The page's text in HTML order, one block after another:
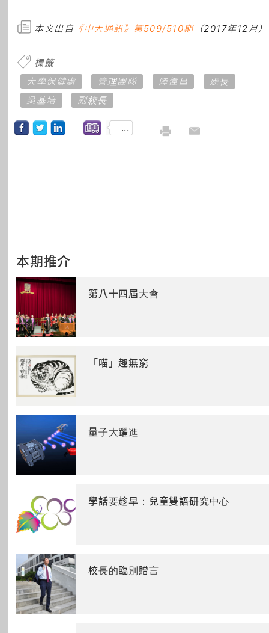
本文出自 《中大通訊》第509/510期（2017年12月）
標籤
大學保健處
管理團隊 陸偉昌
處長
吳基培
副校長
...
本期推介
第八十四屆大會
「喵」趣無窮
量子大躍進
學話要趁早：兒童雙語研究中心
校長的臨別贈言